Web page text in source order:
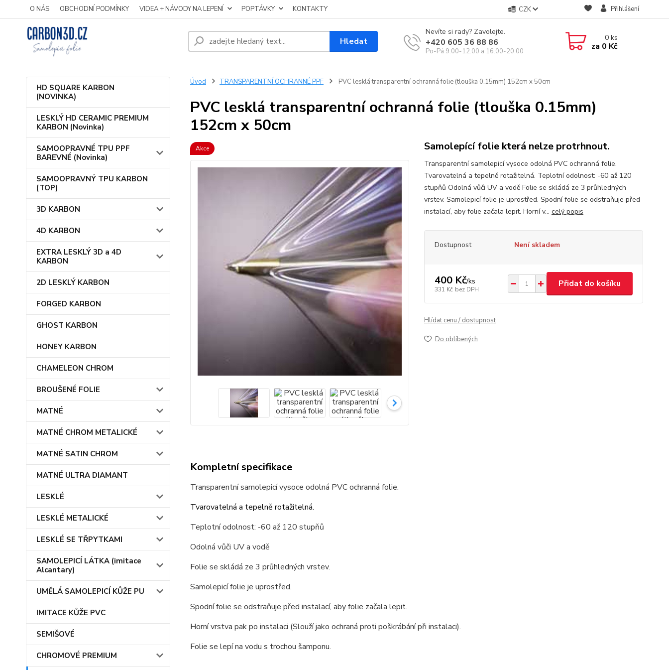
O NÁS OBCHODNÍ PODMÍNKY VIDEA + NÁVODY NA LEPENÍ POPTÁVKY KONTAKTY CZK Přihlášení
Hledat
Nevíte si rady? Zavolejte.
+420 605 36 88 86
Po-Pá 9.00-12.00 a 16.00-20.00
0ks
za 0 Kč
HD SQUARE KARBON
(NOVINKA)
LESKLÝ HD CERAMIC PREMIUM
KARBON (Novinka)
SAMOOPRAVNÉ TPU PPF
BAREVNÉ (Novinka)
SAMOOPRAVNÝ TPU KARBON
(TOP)
3D KARBON
4D KARBON
EXTRA LESKLÝ 3D a 4D
KARBON
2D LESKLÝ KARBON
FORGED KARBON
GHOST KARBON
HONEY KARBON
CHAMELEON CHROM
BROUŠENÉ FOLIE
MATNÉ
MATNÉ CHROM METALICKÉ
MATNÉ SATIN CHROM
MATNÉ ULTRA DIAMANT
LESKLÉ
LESKLÉ METALICKÉ
LESKLÉ SE TŘPYTKAMI
SAMOLEPICÍ LÁTKA (imitace
Alcantary)
UMĚLÁ SAMOLEPICÍ KŮŽE PU
IMITACE KŮŽE PVC
SEMIŠOVÉ
CHROMOVÉ PREMIUM
Úvod TRANSPARENTNÍ OCHRANNÉ PPF PVC lesklá transparentní ochranná folie (tlouška 0.15mm) 152cm x 50cm
PVC lesklá transparentní ochranná folie (tlouška 0.15mm)
152cm x 50cm
Akce Samolepící folie která nelze protrhnout.
Transparentní samolepicí vysoce odolná PVC ochranná folie.
Tvarovatelná a tepelně rotažitelná. Teplotní odolnost: -60 až 120
stupňů Odolná vůči UV a vodě Folie se skládá ze 3 průhledných
vrstev. Samolepicí folie je uprostřed. Spodní folie se odstraňuje před
instalací, aby folie začala lepit. Horní v... celý popis
Dostupnost Není skladem
400 Kč/ks
331 Kč bez DPH
Přidat do košíku
Hlídat cenu / dostupnost
Do oblíbených
Kompletní specifikace
Transparentní samolepicí vysoce odolná PVC ochranná folie.
Tvarovatelná a tepelně rotažitelná.
Teplotní odolnost: -60 až 120 stupňů
Odolná vůči UV a vodě
Folie se skládá ze 3 průhledných vrstev.
Samolepicí folie je uprostřed.
Spodní folie se odstraňuje před instalací, aby folie začala lepit.
Horní vrstva pak po instalaci (Slouží jako ochraná proti poškrábání při instalaci).
Folie se lepí na vodu s trochou šamponu.